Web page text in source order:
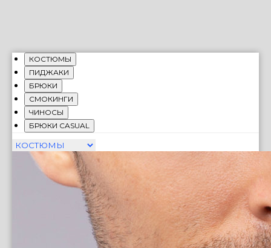
КОСТЮМЫ
ПИДЖАКИ
БРЮКИ
СМОКИНГИ
ЧИНОСЫ
БРЮКИ CASUAL